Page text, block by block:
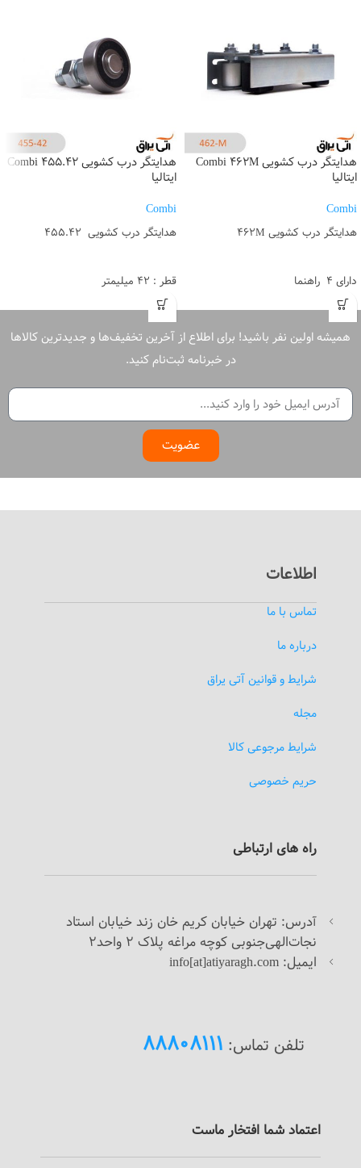
هدایتگر درب کشویی Combi 462M
ایتالیا
Combi
هدایتگر درب کشویی 462M
دارای 4 راهنما
دارای قابلیت تنظیم
گارانتی : 5 سال تعویض (زنگ زدگی و
خوردگی)
ساخت ایتالیا
هدایتگر درب کشویی Combi 455.42
ایتالیا
Combi
هدایتگر درب کشویی 455.42
قطر : 42 میلیمتر
خوردگی)
ساخت ایتالیا
همیشه اولین نفر باشید! برای اطلاع از آخرین تخفیف‌ها و جدیدترین کالاها
در خبرنامه ثبت‌نام کنید.
عضویت
اطلاعات
تماس با ما
درباره ما
شرایط و قوانین آتی یراق
مجله
شرایط مرجوعی کالا
حریم خصوصی
راه های ارتباطی
آدرس: تهران خیابان کریم خان زند خیابان استاد
نجات‌الهی‌جنوبی کوچه مراغه پلاک 2 واحد2
ایمیل: info[at]atiyaragh.com
تلفن تماس: 88808111
اعتماد شما افتخار ماست